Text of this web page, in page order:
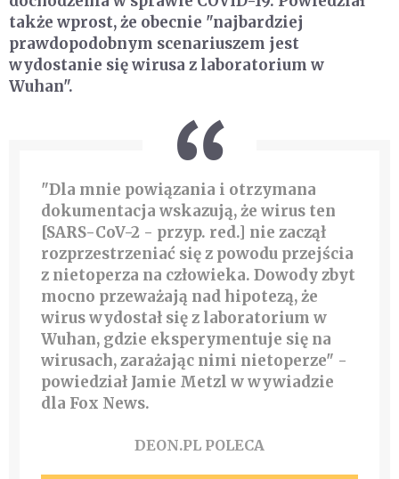
także wprost, że obecnie "najbardziej
prawdopodobnym scenariuszem jest
wydostanie się wirusa z laboratorium w
Wuhan".
"Dla mnie powiązania i otrzymana
dokumentacja wskazują, że wirus ten
[SARS-CoV-2 - przyp. red.] nie zaczął
rozprzestrzeniać się z powodu przejścia
z nietoperza na człowieka. Dowody zbyt
mocno przeważają nad hipotezą, że
wirus wydostał się z laboratorium w
Wuhan, gdzie eksperymentuje się na
wirusach, zarażając nimi nietoperze" -
powiedział Jamie Metzl w wywiadzie
dla Fox News.
DEON.PL POLECA